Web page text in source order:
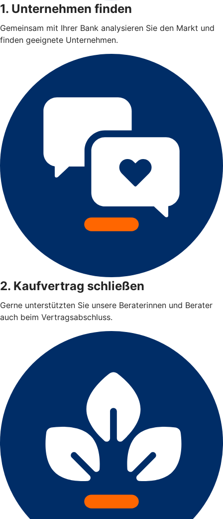
1. Unternehmen finden
Gemeinsam mit Ihrer Bank analysieren Sie den Markt und
finden geeignete Unternehmen.
2. Kaufvertrag schließen
Gerne unterstützten Sie unsere Beraterinnen und Berater
auch beim Vertragsabschluss.